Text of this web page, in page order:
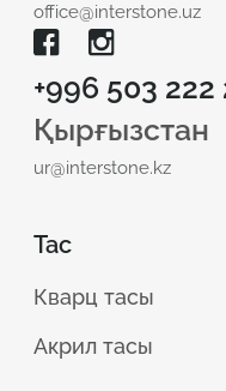
office@interstone.uz
+996 503 222
Қырғызстан
ur@interstone.kz
Тас
Кварц тасы
Акрил тасы